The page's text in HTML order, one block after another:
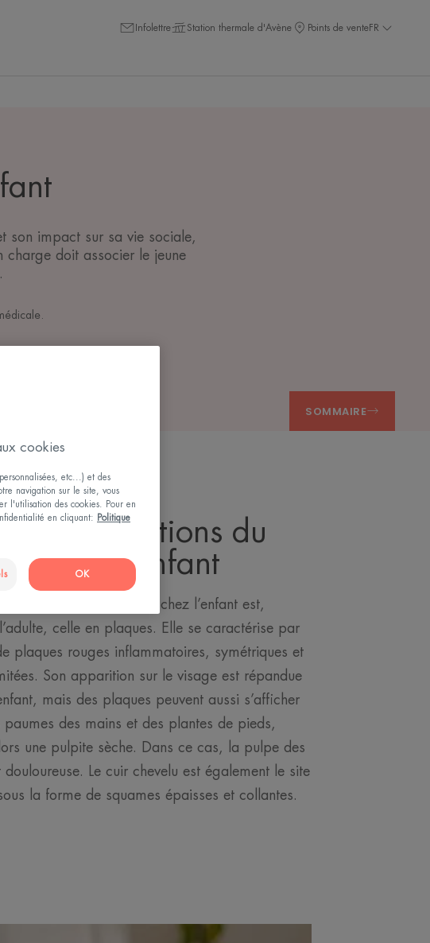
Infolettre Station thermale d'Avène Points de venteFR
son impact sur sa vie sociale,
charge doit associer le jeune
SOMMAIRE
et localisations du
chez l’enfant
la plus fréquente chez l’enfant est,
celle en plaques. Elle se caractérise par
plaques rouges inflammatoires, symétriques et
Son apparition sur le visage est répandue
mais des plaques peuvent aussi s’afficher
paumes des mains et des plantes de pieds,
une pulpite sèche. Dans ce cas, la pulpe des
douloureuse. Le cuir chevelu est également le site
la forme de squames épaisses et collantes.
cookies
etc...) et des
navigation sur le site, vous
l'utilisation des cookies. Pour en
en cliquant:
Politique
OK